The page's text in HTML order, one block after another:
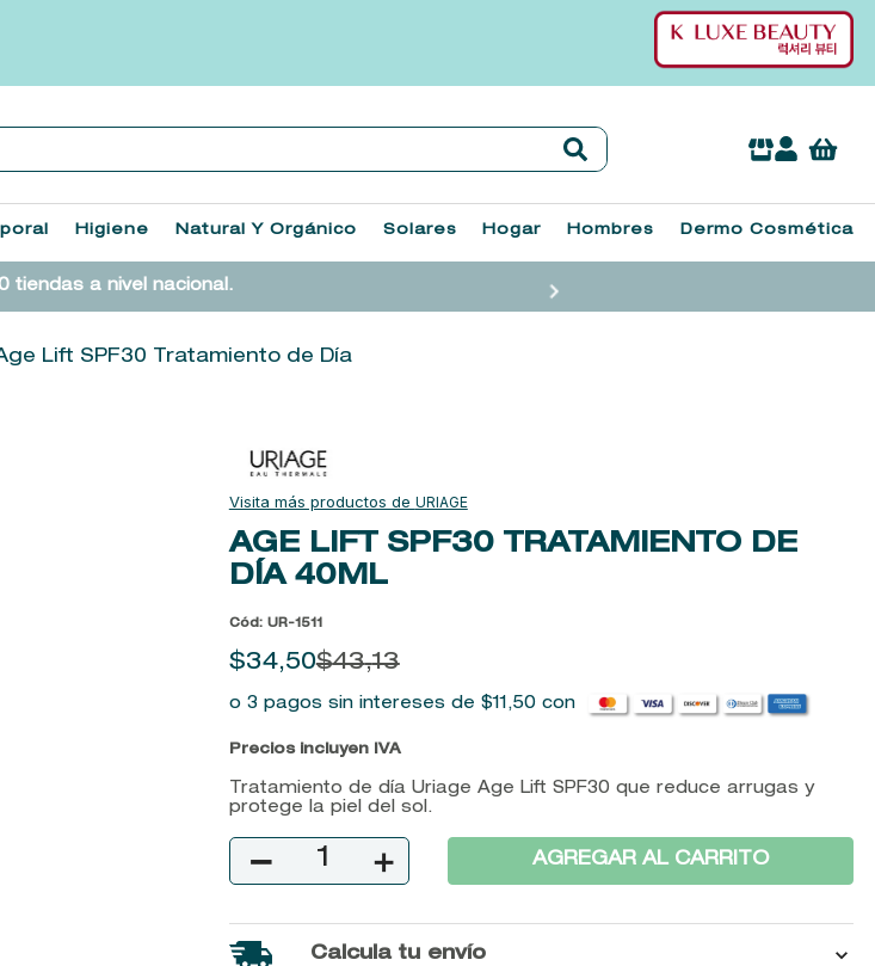
Higiene Natural Y Orgánico Solares Hogar Hombres Dermo Cosmética
tiendas a nivel nacional.
Lift SPF30 Tratamiento de Día
URIAGE
AGE LIFT SPF30 TRATAMIENTO DE
DÍA 40ML
Cód : UR-1511
$34,50$43,13
o 3 pagos sin intereses de $11,50con
Precios incluyen IVA
Tratamiento de día Uriage Age Lift SPF30 que reduce arrugas y
protege la piel del sol.
＋
－ AGREGAR AL CARRITO
Calcula tu envío